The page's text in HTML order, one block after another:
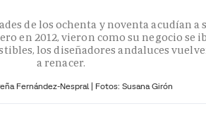
de los ochenta y noventa acudían a
en 2012, vieron como su negocio se
los diseñadores andaluces
a renacer.
Fernández-Nespral | Fotos: Susana Girón